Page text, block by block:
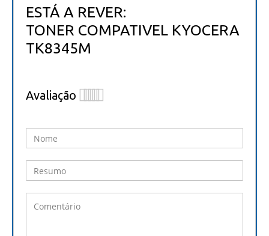
ESTÁ A REVER:
TONER COMPATIVEL KYOCERA
TK8345M
Avaliação